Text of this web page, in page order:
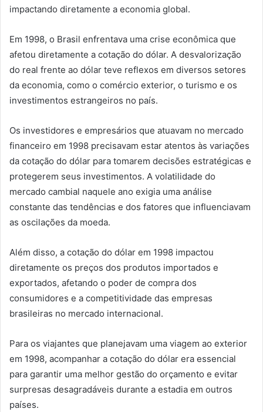
impactando diretamente a economia global.
Em 1998, o Brasil enfrentava uma crise econômica que
afetou diretamente a cotação do dólar. A desvalorização
do real frente ao dólar teve reflexos em diversos setores
da economia, como o comércio exterior, o turismo e os
investimentos estrangeiros no país.
Os investidores e empresários que atuavam no mercado
financeiro em 1998 precisavam estar atentos às variações
da cotação do dólar para tomarem decisões estratégicas e
protegerem seus investimentos. A volatilidade do
mercado cambial naquele ano exigia uma análise
constante das tendências e dos fatores que influenciavam
as oscilações da moeda.
Além disso, a cotação do dólar em 1998 impactou
diretamente os preços dos produtos importados e
exportados, afetando o poder de compra dos
consumidores e a competitividade das empresas
brasileiras no mercado internacional.
Para os viajantes que planejavam uma viagem ao exterior
em 1998, acompanhar a cotação do dólar era essencial
para garantir uma melhor gestão do orçamento e evitar
surpresas desagradáveis durante a estadia em outros
países.